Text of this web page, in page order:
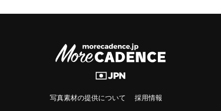
写真素材の提供について 採用情報